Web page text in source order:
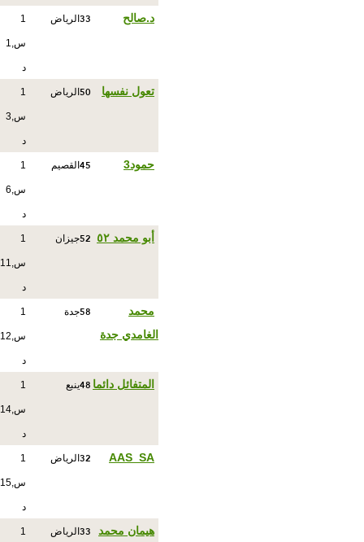
د.صالح 33 الرياض 1
س,1
د
تعول نفسها 50 الرياض 1
س,3
د
حمود3 45 القصيم 1
س,6
د
أبو محمد ٥٢ 52جيزان 1
س,11
د
محمد
الغامدي جدة
58جدة 1
س,12
د
المتفائل دائما 48ينبع 1
س,14
د
AAS_SA
32 الرياض 1
س,15
د
هيمان محمد 33 الرياض 1